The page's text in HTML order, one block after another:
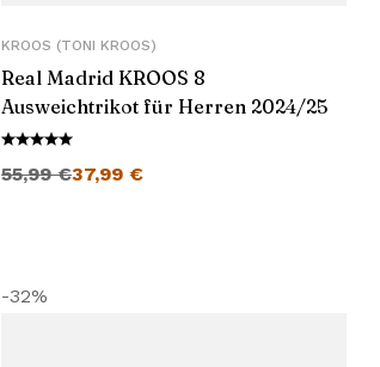
KROOS (TONI KROOS)
Real Madrid KROOS 8
Ausweichtrikot für Herren 2024/25
55,99€37,99 €
-32%